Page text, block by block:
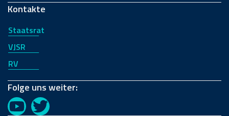
Kontakte
Staatsrat
VJSR
RV
Folge uns weiter:
YouTubeTwitter